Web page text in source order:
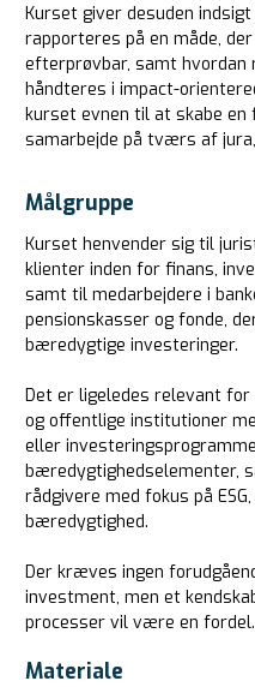
Kurset giver desuden
rapporteres på en måde,
efterprøvbar, samt hvordan
håndteres i impact-
kurset evnen til at skabe
samarbejde på tværs af
Målgruppe
Kurset henvender sig til
klienter inden for finans,
samt til medarbejdere i
pensionskasser og fonde,
bæredygtige investeringer.
Det er ligeledes relevant
og offentlige institutioner
eller
bæredygtighedselementer,
rådgivere med fokus på
bæredygtighed.
Der kræves ingen
investment, men et
processer vil være en fordel.
Materiale